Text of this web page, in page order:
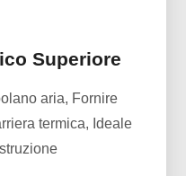
Superiore
aria, Fornire
termica, Ideale